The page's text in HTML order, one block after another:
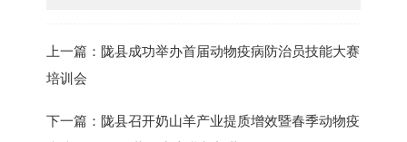
上一篇：陇县成功举办首届动物疫病防治员技能大赛
培训会
下一篇：陇县召开奶山羊产业提质增效暨春季动物疫